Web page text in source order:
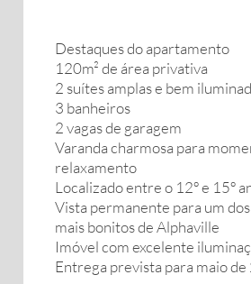
Destaques do apartamento
120m² de área privativa
2 suítes amplas e bem
3 banheiros
2 vagas de garagem
Varanda charmosa para
relaxamento
Localizado entre o 12º e 15º
Vista permanente para um
mais bonitos de Alphaville
Imóvel com excelente
Entrega prevista para maio